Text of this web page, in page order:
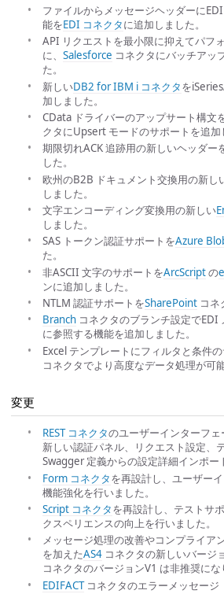
ファイルからメッセージヘッダーに
能をEDI コネクタに追加しました。
API リクエストを最小限に抑えてパフ
に、 Salesforce コネクタにバッチアッ
た。
新しいDB2 for IBM i コネクタを
加しました。
CData ドライバーのアップサート構文
クタにUpsert モードのサポートを追加
期限切れACK 追跡用の新しいヘッダー
した。
欧州のB2B ドキュメント交換用の新し
しました。
文字エンコーディング変換用の新しい
しました。
SAS トークン認証サポートをAzure
た。
非ASCII 文字のサポートをArcScriptの
ンに追加しました。
NTLM 認証サポートをSharePoint コネ
Branch コネクタのブランチ設定でEDI
に参照する機能を追加しました。
Excel テンプレートにフィルタと条件の
コネクタでより高度なデータ処理が可
変更
REST コネクタのユーザーインターフェ
新しい認証パネル、リクエスト設定、
Swagger 定義からの設定詳細インポー
Form コネクタを再設計し、ユーザー
機能強化を行いました。
Script コネクタを再設計し、テストサ
クスペリエンスの向上を行いました。
メッセージ処理の改善やコンプライア
を加えたAS4 コネクタの新しいバージ
コネクタのバージョンV1 は非推奨にな
EDIFACTコネクタのエラーメッセージ